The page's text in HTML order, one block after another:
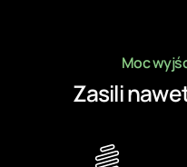
Moc
Zasili